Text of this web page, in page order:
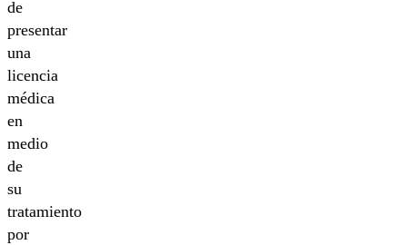
de
presentar
una
licencia
médica
en
medio
de
su
tratamiento
por